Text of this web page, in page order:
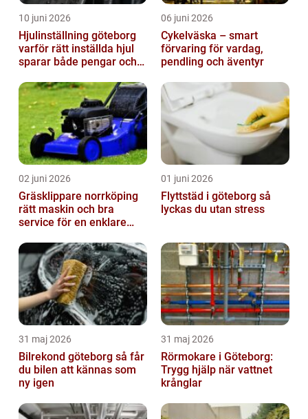
10 juni 2026
Hjulinställning göteborg
varför rätt inställda hjul
sparar både pengar och
06 juni 2026
Cykelväska – smart
förvaring för vardag,
pendling och äventyr
02 juni 2026
Gräsklippare norrköping
rätt maskin och bra
service för en enklare
01 juni 2026
Flyttstäd i göteborg så
lyckas du utan stress
31 maj 2026
Bilrekond göteborg så får
du bilen att kännas som
ny igen
31 maj 2026
Rörmokare i Göteborg:
Trygg hjälp när vattnet
krånglar